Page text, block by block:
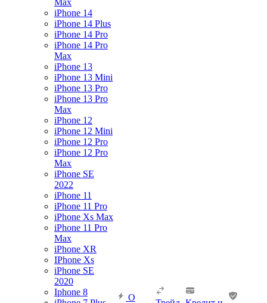
Max
iPhone 14
iPhone 14 Plus
iPhone 14 Pro
iPhone 14 Pro
Max
iPhone 13
iPhone 13 Mini
iPhone 13 Pro
iPhone 13 Pro
Max
iPhone 12
iPhone 12 Mini
iPhone 12 Pro
iPhone 12 Pro
Max
iPhone SE
2022
iPhone 11
iPhone 11 Pro
iPhone Xs Max
iPhone 11 Pro
Max
iPhone XR
IPhone Xs
iPhone SE
2020
Iphone 8
О